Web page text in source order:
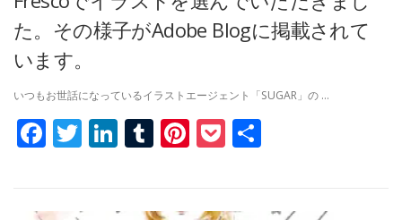
た。その様子がAdobe Blogに掲載されて
います。
いつもお世話になっているイラストエージェント「SUGAR」の …
Facebook
Twitter
LinkedIn
Tumblr
Pinterest
Pocket